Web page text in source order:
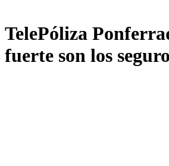
TelePóliza
fuerte son los